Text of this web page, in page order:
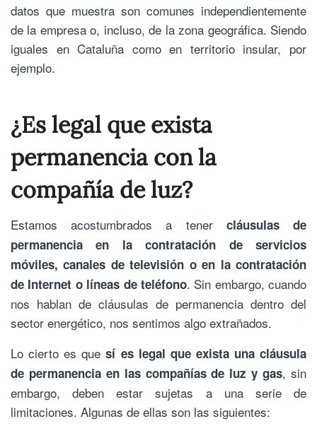
datos que muestra son comunes independientemente
de la empresa o, incluso, de la zona geográfica. Siendo
iguales en Cataluña como en territorio insular, por
ejemplo.
¿Es legal que exista
permanencia con la
compañía de luz?
Estamos acostumbrados a tener cláusulas de
permanencia en la contratación de servicios
móviles, canales de televisión o en la contratación
de Internet o líneas de teléfono. Sin embargo, cuando
nos hablan de cláusulas de permanencia dentro del
sector energético, nos sentimos algo extrañados.
Lo cierto es quesí es legal que exista una cláusula
de permanencia en las compañías de luz y gas, sin
embargo, deben estar sujetas a una serie de
limitaciones. Algunas de ellas son las siguientes: